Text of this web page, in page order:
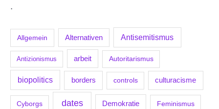
.
Allgemein Alternativen Antisemitismus
Antizionismus arbeit Autoritarismus
biopolitics borders controls culturacisme
Cyborgs dates Demokratie Feminismus